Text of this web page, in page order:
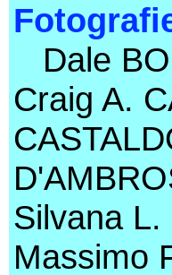
Dale
Craig A.
Silvana
Massimo